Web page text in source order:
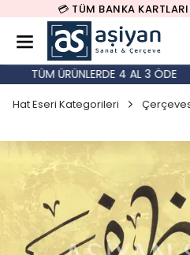
💳 TÜM BANKA
TÜM ÜRÜNLERDE 4 AL 3 ÖDE
Hat Eseri Kategorileri